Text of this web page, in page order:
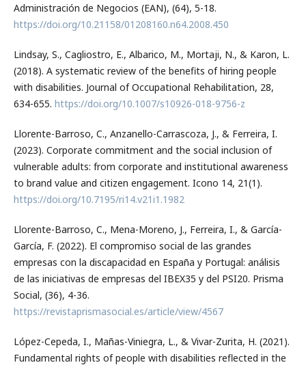
Administración de Negocios (EAN), (64), 5-18.
https://doi.org/10.21158/01208160.n64.2008.450
Lindsay, S., Cagliostro, E., Albarico, M., Mortaji, N., & Karon, L.
(2018). A systematic review of the benefits of hiring people
with disabilities. Journal of Occupational Rehabilitation, 28,
634-655. https://doi.org/10.1007/s10926-018-9756-z
Llorente-Barroso, C., Anzanello-Carrascoza, J., & Ferreira, I.
(2023). Corporate commitment and the social inclusion of
vulnerable adults: from corporate and institutional awareness
to brand value and citizen engagement. Icono 14, 21(1).
https://doi.org/10.7195/ri14.v21i1.1982
Llorente-Barroso, C., Mena-Moreno, J., Ferreira, I., & García-
García, F. (2022). El compromiso social de las grandes
empresas con la discapacidad en España y Portugal: análisis
de las iniciativas de empresas del IBEX35 y del PSI20. Prisma
Social, (36), 4-36.
https://revistaprismasocial.es/article/view/4567
López-Cepeda, I., Mañas-Viniegra, L., & Vivar-Zurita, H. (2021).
Fundamental rights of people with disabilities reflected in the